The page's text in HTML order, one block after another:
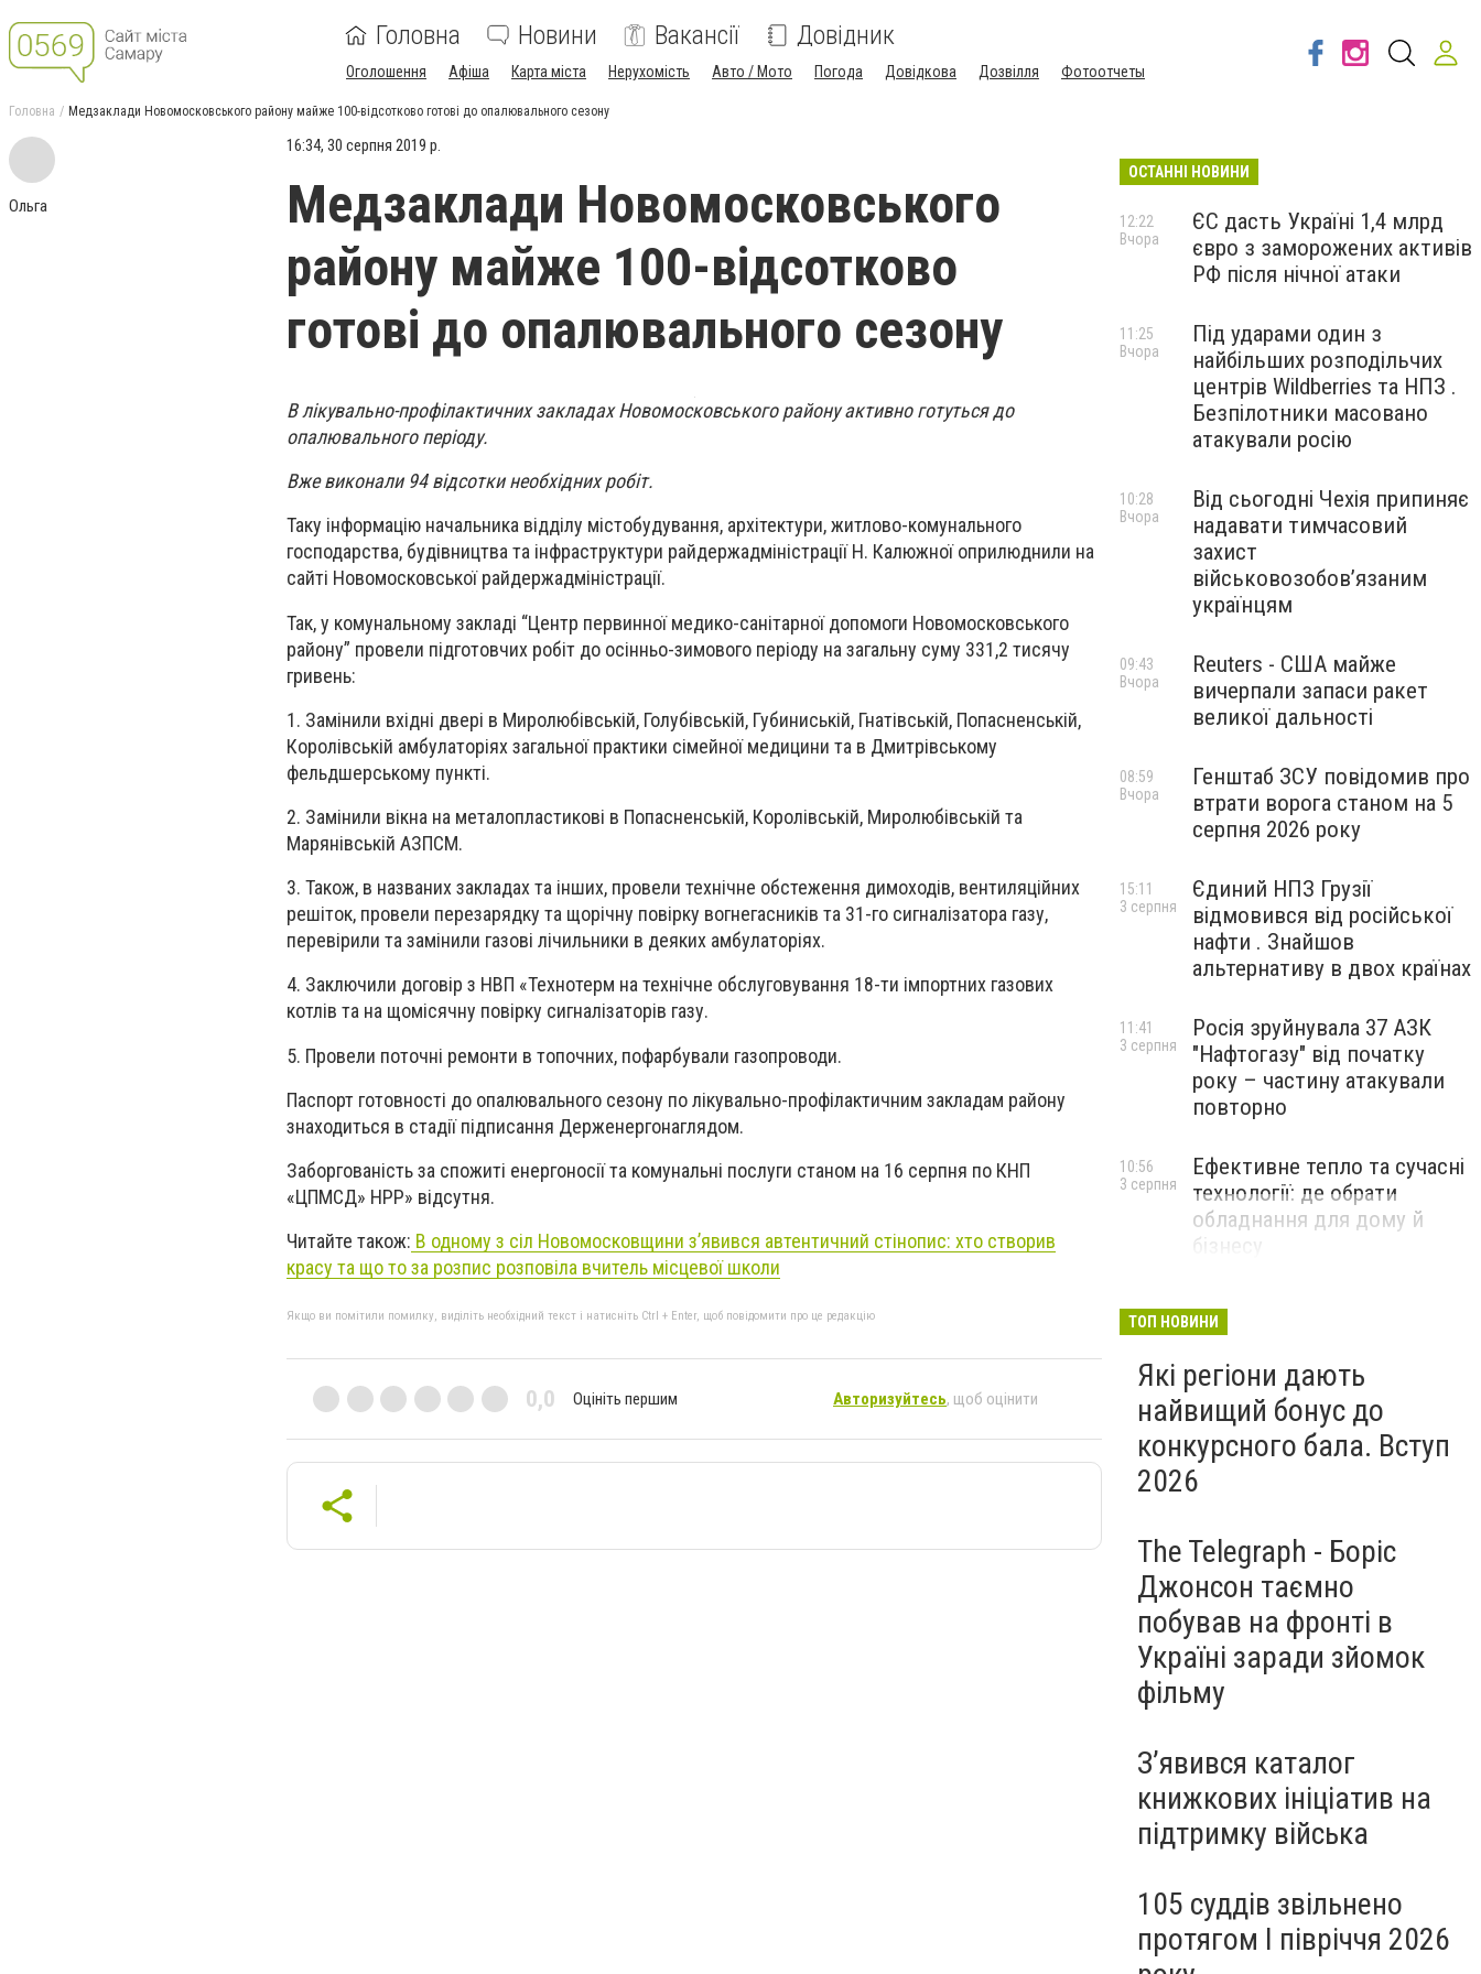
Головна Новини Вакансії Довідник
Оголошення Афіша Карта міста Нерухомість Авто / Мото Погода Довідкова Дозвілля Фотоотчеты
Головна Медзаклади Новомосковського району майже 100-відсотково готові до опалювального сезону
Ольга
16:34, 30 серпня 2019 р.
Медзаклади Новомосковського
району майже 100-відсотково
готові до опалювального сезону
В лікувально-профілактичних закладах Новомосковського району активно готуться до
опалювального періоду.
Вже виконали 94 відсотки необхідних робіт.
Таку інформацію начальника відділу містобудування, архітектури, житлово-комунального
господарства, будівництва та інфраструктури райдержадміністрації Н. Калюжної оприлюднили на
сайті Новомосковської райдержадміністрації.
Так, у комунальному закладі “Центр первинної медико-санітарної допомоги Новомосковського
району” провели підготовчих робіт до осінньо-зимового періоду на загальну суму 331,2 тисячу
гривень:
1. Замінили вхідні двері в Миролюбівській, Голубівській, Губиниській, Гнатівській, Попасненській,
Королівській амбулаторіях загальної практики сімейної медицини та в Дмитрівському
фельдшерському пункті.
2. Замінили вікна на металопластикові в Попасненській, Королівській, Миролюбівській та
Марянівській АЗПСМ.
3. Також, в названих закладах та інших, провели технічне обстеження димоходів, вентиляційних
решіток, провели перезарядку та щорічну повірку вогнегасників та 31-го сигналізатора газу,
перевірили та замінили газові лічильники в деяких амбулаторіях.
4. Заключили договір з НВП «Технотерм на технічне обслуговування 18-ти імпортних газових
котлів та на щомісячну повірку сигналізаторів газу.
5. Провели поточні ремонти в топочних, пофарбували газопроводи.
Паспорт готовності до опалювального сезону по лікувально-профілактичним закладам району
знаходиться в стадії підписання Держенергонаглядом.
Заборгованість за спожиті енергоносії та комунальні послуги станом на 16 серпня по КНП
«ЦПМСД» НРР» відсутня.
Читайте також: В одному з сіл Новомосковщини з’явився автентичний стінопис: хто створив
красу та що то за розпис розповіла вчитель місцевої школи
Якщо ви помітили помилку, виділіть необхідний текст і натисніть Ctrl + Enter, щоб повідомити про це редакцію
0,0 Оцініть першим Авторизуйтесь, щоб оцінити
ОСТАННІ НОВИНИ
ЄС дасть Україні 1,4 млрд
євро з заморожених активів
РФ після нічної атаки
12:22
Вчора
Під ударами один з
найбільших розподільчих
центрів Wildberries та НПЗ .
Безпілотники масовано
атакували росію
11:25
Вчора
Від сьогодні Чехія припиняє
надавати тимчасовий
захист
військовозобов’язаним
українцям
10:28
Вчора
Reuters - США майже
вичерпали запаси ракет
великої дальності
09:43
Вчора
Генштаб ЗСУ повідомив про
втрати ворога станом на 5
серпня 2026 року
08:59
Вчора
Єдиний НПЗ Грузії
відмовився від російської
нафти . Знайшов
альтернативу в двох країнах
15:11
3 серпня
Росія зруйнувала 37 АЗК
"Нафтогазу" від початку
року – частину атакували
повторно
11:41
3 серпня
Ефективне тепло та сучасні
технології: де обрати
обладнання для дому й
бізнесу
10:56
3 серпня
ТОП НОВИНИ
Які регіони дають
найвищий бонус до
конкурсного бала. Вступ
2026
The Telegraph - Боріс
Джонсон таємно
побував на фронті в
Україні заради зйомок
фільму
З’явився каталог
книжкових ініціатив на
підтримку війська
105 суддів звільнено
протягом I півріччя 2026